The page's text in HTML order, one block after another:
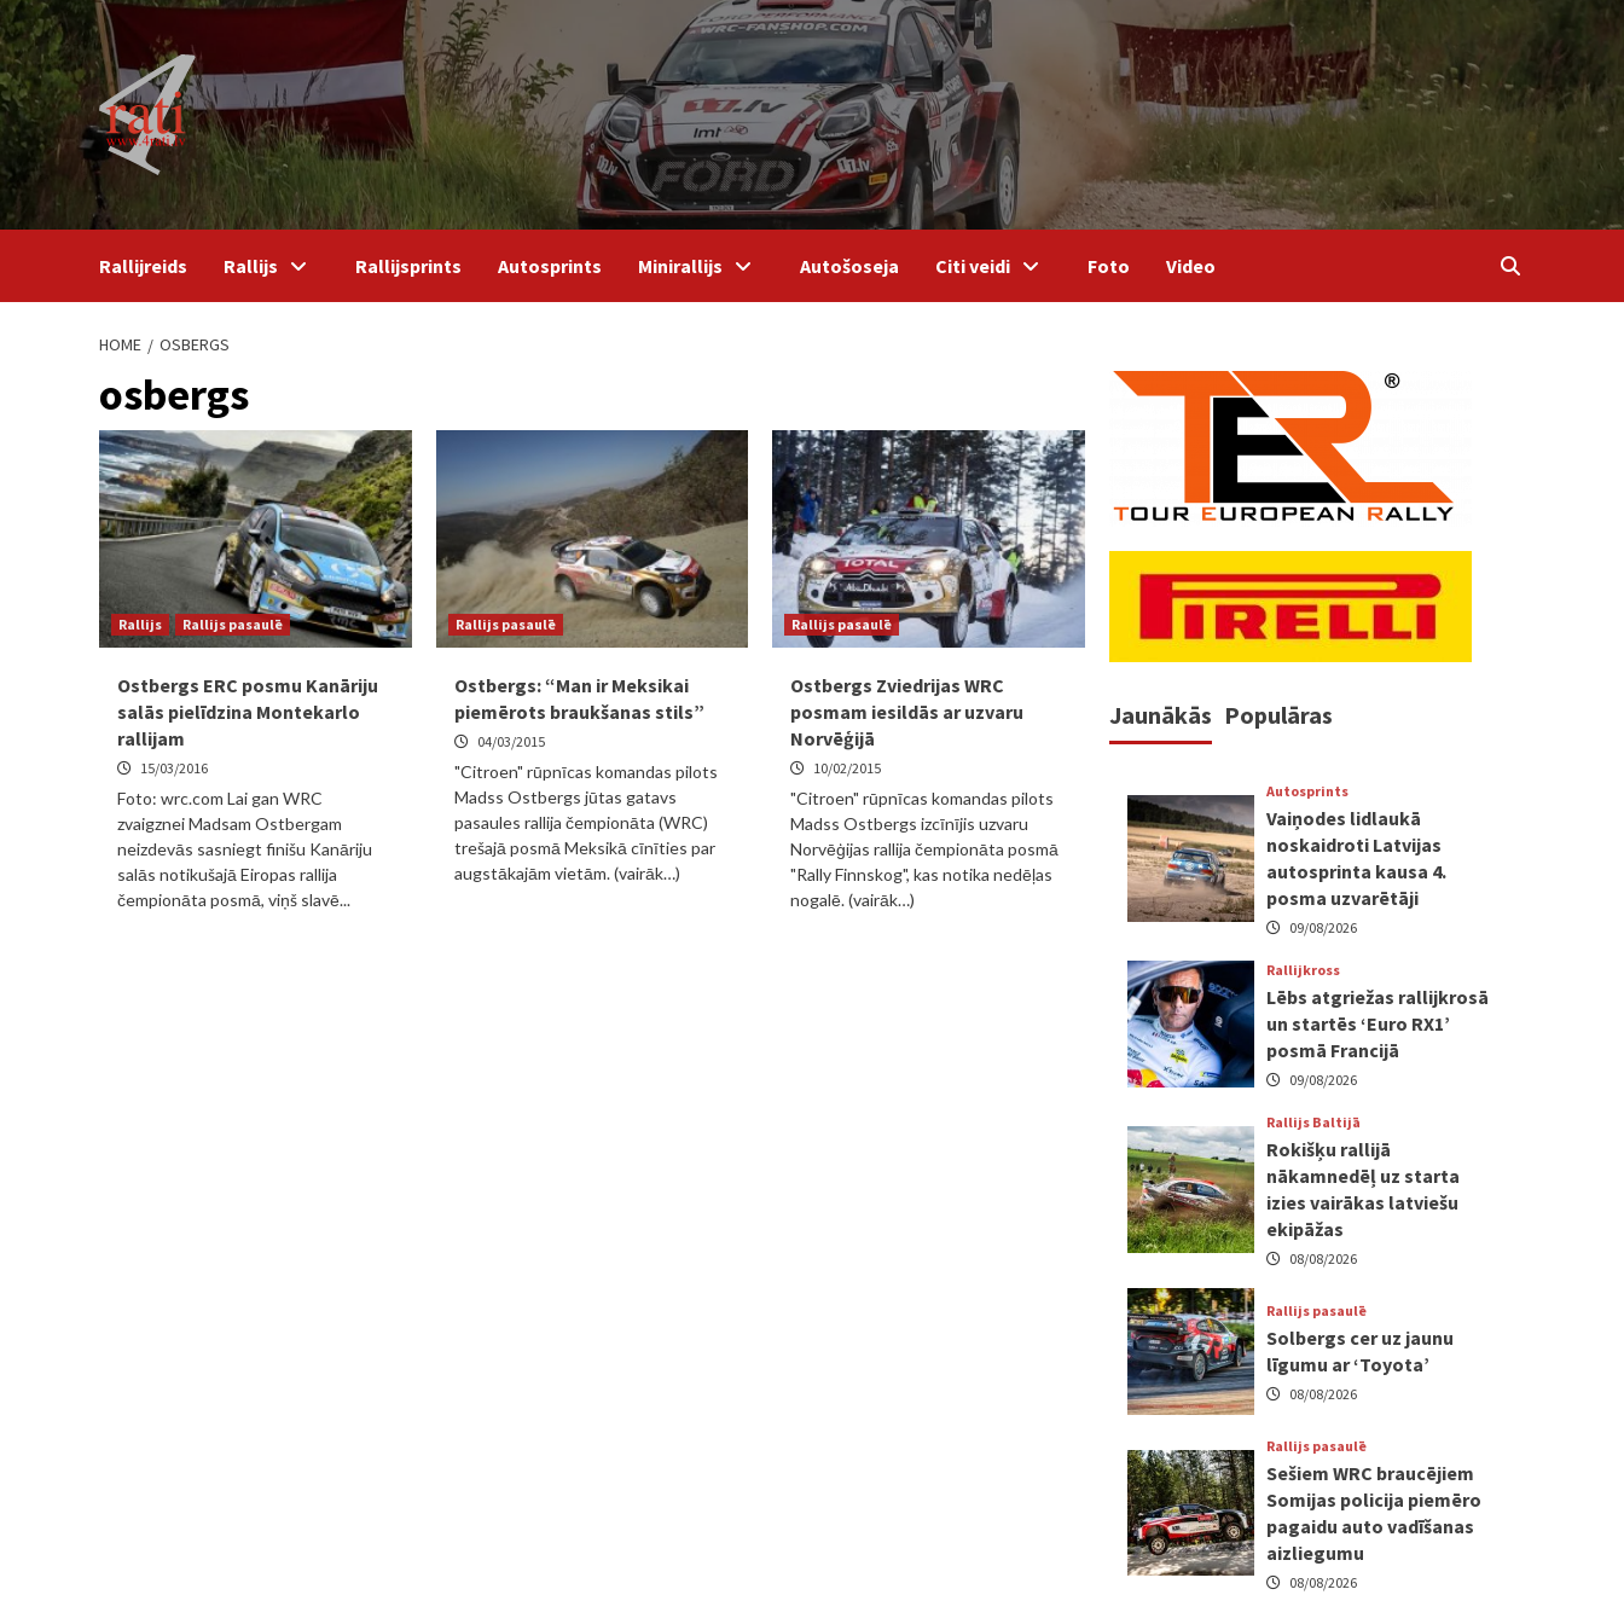
Skip
to
content
Rallijreids Rallijs Rallijsprints Autosprints Minirallijs Autošoseja Citi veidi Foto Video
HOME OSBERGS
osbergs
Rallijs Rallijs pasaulē
Ostbergs ERC posmu Kanāriju
salās pielīdzina Montekarlo
rallijam
15/03/2016
Foto: wrc.com Lai gan WRC
zvaigznei Madsam Ostbergam
neizdevās sasniegt finišu Kanāriju
salās notikušajā Eiropas rallija
čempionāta posmā, viņš slavē...
Rallijs pasaulē
Ostbergs: “Man ir Meksikai
piemērots braukšanas stils”
04/03/2015
"Citroen" rūpnīcas komandas pilots
Madss Ostbergs jūtas gatavs
pasaules rallija čempionāta (WRC)
trešajā posmā Meksikā cīnīties par
augstākajām vietām. (vairāk…)
Rallijs pasaulē
Ostbergs Zviedrijas WRC
posmam iesildās ar uzvaru
Norvēģijā
10/02/2015
"Citroen" rūpnīcas komandas pilots
Madss Ostbergs izcīnījis uzvaru
Norvēģijas rallija čempionāta posmā
"Rally Finnskog", kas notika nedēļas
nogalē. (vairāk…)
Jaunākās Populāras
Autosprints
Vaiņodes lidlaukā
noskaidroti Latvijas
autosprinta kausa 4.
posma uzvarētāji
09/08/2026
Rallijkross
Lēbs atgriežas rallijkrosā
un startēs ‘Euro RX1’
posmā Francijā
09/08/2026
Rallijs Baltijā
Rokišķu rallijā
nākamnedēļ uz starta
izies vairākas latviešu
ekipāžas
08/08/2026
Rallijs pasaulē
Solbergs cer uz jaunu
līgumu ar ‘Toyota’
08/08/2026
Rallijs pasaulē
Sešiem WRC braucējiem
Somijas policija piemēro
pagaidu auto vadīšanas
aizliegumu
08/08/2026